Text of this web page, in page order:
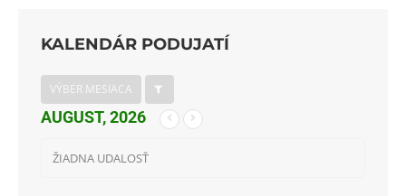
KALENDÁR PODUJATÍ
VÝBER MESIACA
AUGUST, 2026
ŽIADNA UDALOSŤ